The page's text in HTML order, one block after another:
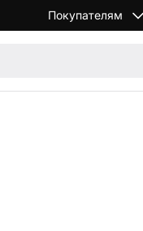
Покупателям